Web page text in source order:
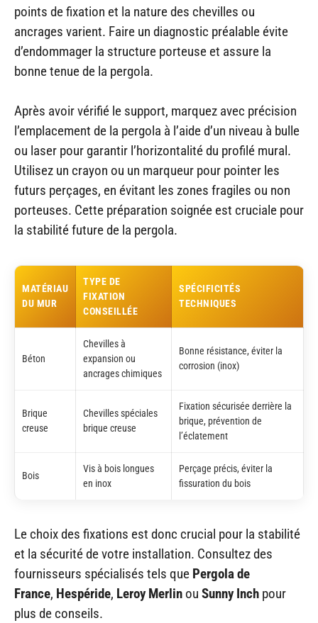
points de fixation et la nature des chevilles ou
ancrages varient. Faire un diagnostic préalable évite
d’endommager la structure porteuse et assure la
bonne tenue de la pergola.
Après avoir vérifié le support, marquez avec précision
l’emplacement de la pergola à l’aide d’un niveau à bulle
ou laser pour garantir l’horizontalité du profilé mural.
Utilisez un crayon ou un marqueur pour pointer les
futurs perçages, en évitant les zones fragiles ou non
porteuses. Cette préparation soignée est cruciale pour
la stabilité future de la pergola.
MATÉRIAU
DU MUR
TYPE DE
FIXATION
CONSEILLÉE
SPÉCIFICITÉS
TECHNIQUES
Béton
Chevilles à
expansion ou
ancrages chimiques
Bonne résistance, éviter la
corrosion (inox)
Brique
creuse
Chevilles spéciales
brique creuse
Fixation sécurisée derrière la
brique, prévention de
l’éclatement
Bois
Vis à bois longues
en inox
Perçage précis, éviter la
fissuration du bois
Le choix des fixations est donc crucial pour la stabilité
et la sécurité de votre installation. Consultez des
fournisseurs spécialisés tels que Pergola de
France, Hespéride, Leroy Merlin ou Sunny Inch pour
plus de conseils.